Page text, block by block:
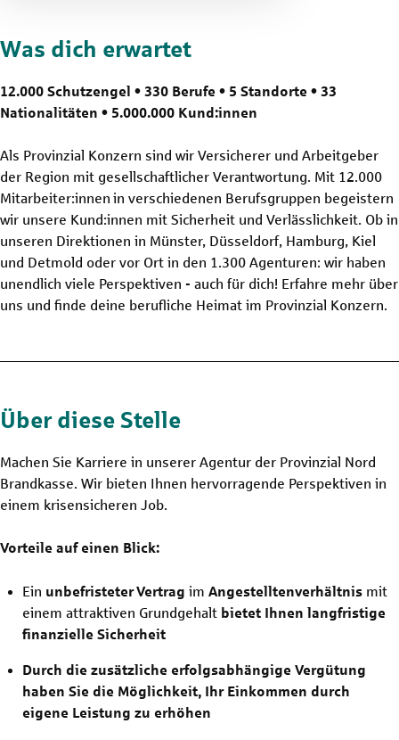
Was dich erwartet
12.000 Schutzengel • 330 Berufe • 5 Standorte • 33
Nationalitäten • 5.000.000 Kund:innen
Als Provinzial Konzern sind wir Versicherer und Arbeitgeber
der Region mit gesellschaftlicher Verantwortung. Mit 12.000
Mitarbeiter:innen in verschiedenen Berufsgruppen begeistern
wir unsere Kund:innen mit Sicherheit und Verlässlichkeit. Ob in
unseren Direktionen in Münster, Düsseldorf, Hamburg, Kiel
und Detmold oder vor Ort in den 1.300 Agenturen: wir haben
unendlich viele Perspektiven - auch für dich! Erfahre mehr über
uns und finde deine berufliche Heimat im Provinzial Konzern.
Über diese Stelle
Machen Sie Karriere in unserer Agentur der Provinzial Nord
Brandkasse. Wir bieten Ihnen hervorragende Perspektiven in
einem krisensicheren Job.
Vorteile auf einen Blick:
Ein unbefristeterVertrag imAngestelltenverhältnis mit
einem attraktiven Grundgehalt bietet Ihnen langfristige
finanzielle Sicherheit
Durch die zusätzliche erfolgsabhängige Vergütung
haben Sie die Möglichkeit, Ihr Einkommen durch
eigene Leistung zu erhöhen